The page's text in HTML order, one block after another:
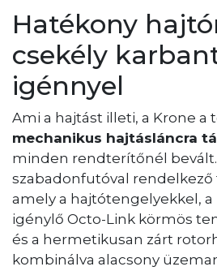
Hatékony
csekély
igénnyel
Ami a hajtást illeti, a Krone a
mechanikus hajtásláncra
minden rendterítőnél
szabadonfutóval
amely a hajtótengelyekkel,
igénylő Octo-Link körmös
és a hermetikusan zárt
kombinálva alacsony